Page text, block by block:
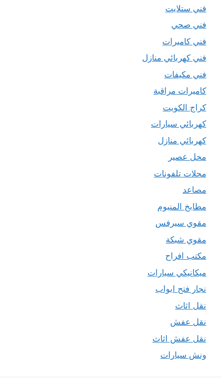
فني ستلايت
فني صحي
فني كاميرات
فني كهربائي منازل
فني مكيفات
كاميرات مراقبة
كراج الكويت
كهربائي سيارات
كهربائي منازل
محل عصير
محلات تلفونات
مصاعد
مطابخ المنيوم
مقوي سيرفس
مقوي شبكة
مكتب افراح
ميكانيكي سيارات
نجار فتح ابواب
نقل اثاث
نقل عفش
نقل عفش اثاث
ونش سيارات